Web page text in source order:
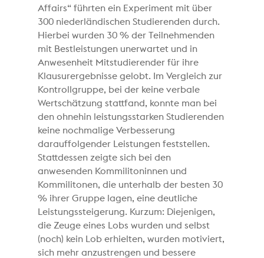
Affairs“ führten ein Experiment mit über
300 niederländischen Studierenden durch.
Hierbei wurden 30 % der Teilnehmenden
mit Bestleistungen unerwartet und in
Anwesenheit Mitstudierender für ihre
Klausurergebnisse gelobt. Im Vergleich zur
Kontrollgruppe, bei der keine verbale
Wertschätzung stattfand, konnte man bei
den ohnehin leistungsstarken Studierenden
keine nochmalige Verbesserung
darauffolgender Leistungen feststellen.
Stattdessen zeigte sich bei den
anwesenden Kommilitoninnen und
Kommilitonen, die unterhalb der besten 30
% ihrer Gruppe lagen, eine deutliche
Leistungssteigerung. Kurzum: Diejenigen,
die Zeuge eines Lobs wurden und selbst
(noch) kein Lob erhielten, wurden motiviert,
sich mehr anzustrengen und bessere